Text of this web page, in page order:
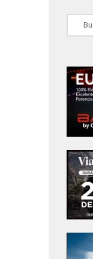
Buscar: